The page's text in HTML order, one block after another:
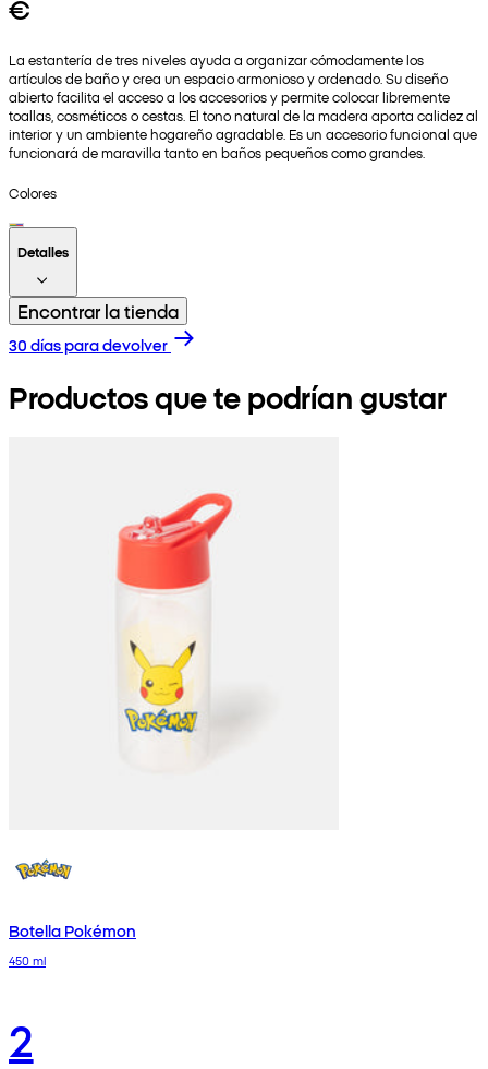
€
La estantería de tres niveles ayuda a organizar cómodamente los
artículos de baño y crea un espacio armonioso y ordenado. Su diseño
abierto facilita el acceso a los accesorios y permite colocar libremente
toallas, cosméticos o cestas. El tono natural de la madera aporta calidez al
interior y un ambiente hogareño agradable. Es un accesorio funcional que
funcionará de maravilla tanto en baños pequeños como grandes.
Colores
Detalles
Encontrar la tienda
30 días para devolver
Productos que te podrían gustar
Botella Pokémon
450 ml
2